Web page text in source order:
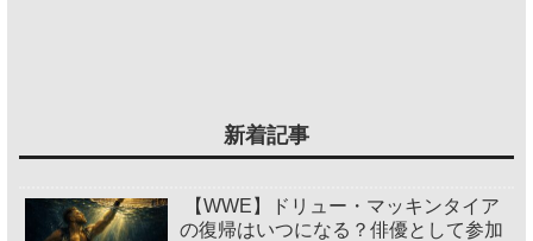
新着記事
【WWE】ドリュー・マッキンタイア
の復帰はいつになる？俳優として参加